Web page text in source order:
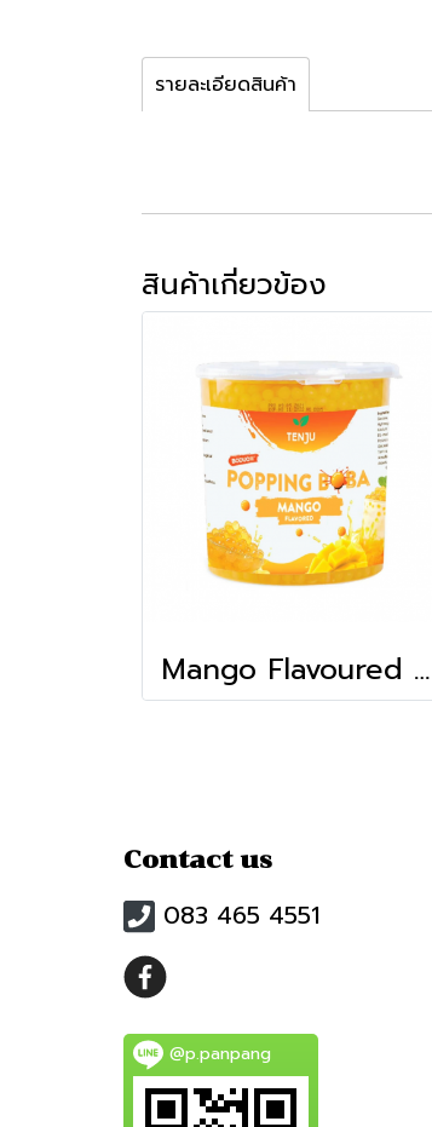
รายละเอียดสินค้า
สินค้าเกี่ยวข้อง
Mango Flavoured Popping Boba (Tenju)(1kg)
Contact us
083 465 4551
@p.panpang